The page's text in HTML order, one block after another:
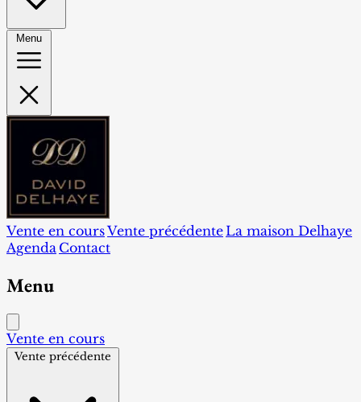
Menu
Vente en coursVente précédente La maison Delhaye
Agenda Contact
Menu
Vente en cours
Vente précédente